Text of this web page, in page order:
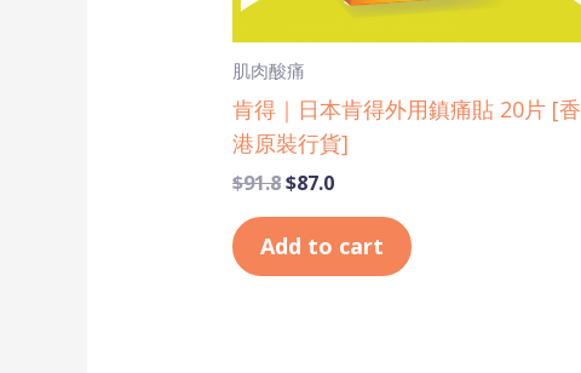
肌肉酸痛
肯得｜日本肯得外用鎮痛貼 20片 [香
港原裝行貨]
$91.8$87.0
Add to cart